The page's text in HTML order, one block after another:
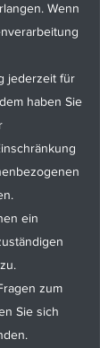
Wenn
jederzeit für
haben Sie
ein
zum
Sie sich